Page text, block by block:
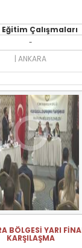
Çalışmaları
-
| ANKARA
BÖLGESİ YARI
KARŞILAŞMA